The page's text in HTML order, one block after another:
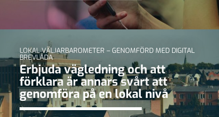
LOKAL VÄLJARBAROMETER – GENOMFÖRD MED DIGITAL
BREVLÅDA
Erbjuda vägledning och att
förklara är annars svårt att
genomföra på en lokal nivå